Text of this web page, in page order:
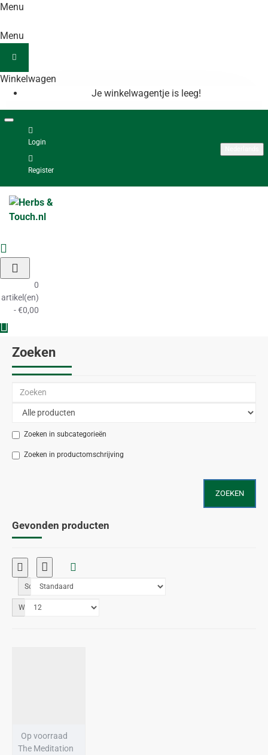
Menu
Menu
Winkelwagen
Je winkelwagentje is leeg!
Login
Register
0
artikel(en)
- €0,00
Zoeken
Zoeken in subcategorieën
Zoeken in productomschrijving
ZOEKEN
Gevonden producten
Sorteren op:
Weergeven:
Op voorraad
The Meditation